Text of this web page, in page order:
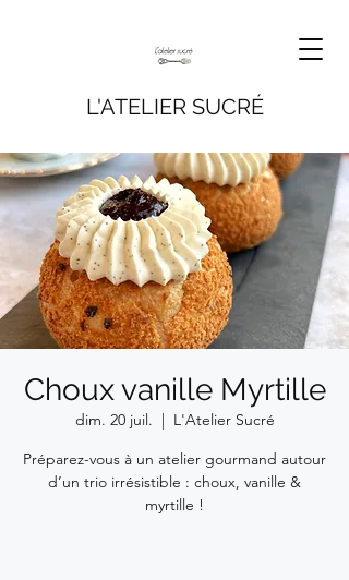
L'ATELIER SUCRÉ
Choux vanille Myrtille
dim. 20 juil.
  |
L'Atelier Sucré
Préparez-vous à un atelier gourmand autour
d’un trio irrésistible : choux, vanille &
myrtille !